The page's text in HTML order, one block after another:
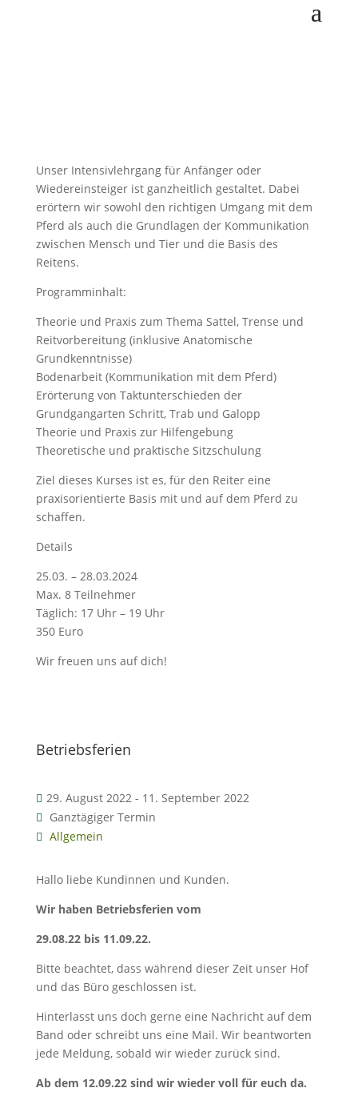
Unser Intensivlehrgang für Anfänger oder
Wiedereinsteiger ist ganzheitlich gestaltet. Dabei
erörtern wir sowohl den richtigen Umgang mit dem
Pferd als auch die Grundlagen der Kommunikation
zwischen Mensch und Tier und die Basis des
Reitens.
Programminhalt:
Theorie und Praxis zum Thema Sattel, Trense und
Reitvorbereitung (inklusive Anatomische
Grundkenntnisse)
Bodenarbeit (Kommunikation mit dem Pferd)
Erörterung von Taktunterschieden der
Grundgangarten Schritt, Trab und Galopp
Theorie und Praxis zur Hilfengebung
Theoretische und praktische Sitzschulung
Ziel dieses Kurses ist es, für den Reiter eine
praxisorientierte Basis mit und auf dem Pferd zu
schaffen.
Details
25.03. – 28.03.2024
Max. 8 Teilnehmer
Täglich: 17 Uhr – 19 Uhr
350 Euro
Wir freuen uns auf dich!
Betriebsferien
29. August 2022 - 11. September 2022
Ganztägiger Termin
Allgemein
Hallo liebe Kundinnen und Kunden.
Wir haben Betriebsferien vom
29.08.22 bis 11.09.22.
Bitte beachtet, dass während dieser Zeit unser Hof
und das Büro geschlossen ist.
Hinterlasst uns doch gerne eine Nachricht auf dem
Band oder schreibt uns eine Mail. Wir beantworten
jede Meldung, sobald wir wieder zurück sind.
Ab dem 12.09.22 sind wir wieder voll für euch da.